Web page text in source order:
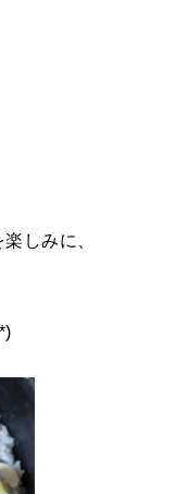
しみに、